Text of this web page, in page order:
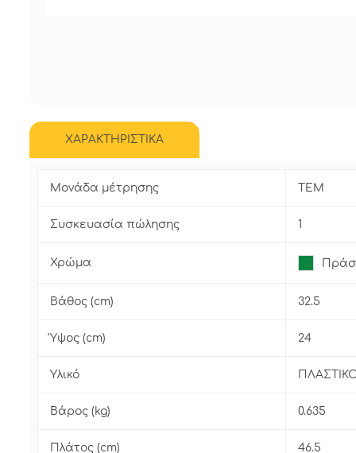
ΧΑΡΑΚΤΗΡΙΣΤΙΚΑ
Μονάδα μέτρησης ΤΕΜ
Συσκευασία πώλησης 1
Χρώμα
Βάθος (cm) 32.5
Ύψος (cm) 24
Υλικό
Βάρος (kg) 0.635
Πλάτος (cm) 46.5